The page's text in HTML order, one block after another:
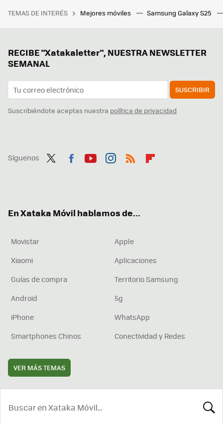
TEMAS DE INTERÉS Mejores móviles Samsung Galaxy S25
RECIBE "Xatakaletter", NUESTRA NEWSLETTER
SEMANAL
SUSCRIBIR
Suscribiéndote aceptas nuestra política de privacidad
Síguenos
En Xataka Móvil hablamos de...
Movistar
Apple
Xiaomi
Aplicaciones
Guías de compra
Territorio Samsung
Android
5g
iPhone
WhatsApp
Smartphones Chinos
Conectividad y Redes
VER MÁS TEMAS